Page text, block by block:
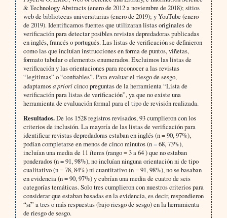
& Technology Abstracts (enero de 2012 a noviembre de 2018); sitios
web de bibliotecas universitarias (enero de 2019); y YouTube (enero
de 2019). Identificamos fuentes que utilizaran listas originales de
verificación para detectar posibles revistas depredadoras publicadas
en inglés, francés o portugués. Las listas de verificación se definieron
como las que incluían instrucciones en forma de puntos, viñetas,
formato tabular o elementos enumerados. Excluimos las listas de
verificación y las orientaciones para reconocer a las revistas
“legítimas” o “confiables”. Para evaluar el riesgo de sesgo,
adaptamosa prioricinco preguntas de la herramienta “Lista de
verificación para listas de verificación”, ya que no existe una
herramienta de evaluación formal para el tipo de revisión realizada.
Resultados.De los 1528 registros revisados, 93 cumplieron con los
criterios de inclusión. La mayoría de las listas de verificación para
identificar revistas depredadoras estaban en inglés (n = 90, 97%),
podían completarse en menos de cinco minutos (n = 68, 73%),
incluían una media de 11 ítems (rango = 3 a 64 ) que no estaban
ponderados (n = 91, 98%), no incluían ninguna orientación ni de tipo
cualitativo (n = 78, 84%) ni cuantitativo (n = 91, 98%), no se basaban
en evidencia (n = 90, 97%) y cubrían una media de cuatro de seis
categorías temáticas. Solo tres cumplieron con nuestros criterios para
considerar que estaban basadas en la evidencia, es decir, respondieron
“sí” a tres o más respuestas (bajo riesgo de sesgo) en la herramienta
de riesgo de sesgo.